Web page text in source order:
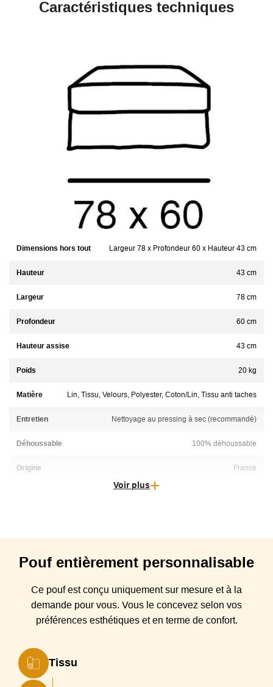
Caractéristiques techniques
Dimensions hors tout Largeur 78 x Profondeur 60 x Hauteur 43 cm
Hauteur 43 cm
Largeur 78 cm
Profondeur 60 cm
Hauteur assise 43 cm
Poids 20 kg
Matière Lin, Tissu, Velours, Polyester, Coton/Lin, Tissu anti taches
Entretien Nettoyage au pressing à sec (recommandé)
Déhoussable 100% déhoussable
Origine France
Hêtre, panneaux multiplex et panneaux de fibres .
Coussin(s)
Assise
Plumtex : base en mousse Haute Résilience
indéformable 35kg/m3 + percale remplissage plumes
Piétement
Certification
Voir plus
Pouf entièrement personnalisable
Ce pouf est conçu uniquement sur mesure et à la
demande pour vous. Vous le concevez selon vos
préférences esthétiques et en terme de confort.
Tissu